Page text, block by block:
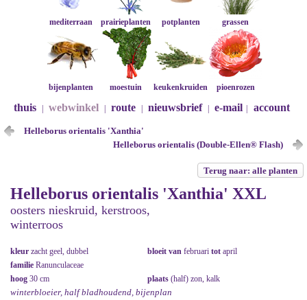
mediterraan prairieplanten potplanten grassen
bijenplanten moestuin keukenkruiden pioenrozen
thuis webwinkel route nieuwsbrief e-mail account
Helleborus orientalis 'Xanthia'
Helleborus orientalis (Double-Ellen® Flash)
Terug naar: alle planten
Helleborus orientalis 'Xanthia' XXL
oosters nieskruid, kerstroos,
winterroos
kleur zacht geel, dubbel bloeit van februari tot april
familie Ranunculaceae
hoog 30 cm plaats (half) zon, kalk
winterbloeier, half bladhoudend, bijenplan